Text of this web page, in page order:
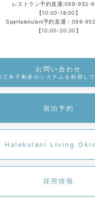
レストラン予約直通:098-953-
【10:00-18:00】
SpaHalekulani予約直通： 098-
【10:00-20:30】
お問い合わせ
(三井不動産のシステムを利用し
宿泊予約
Halekulani Living
採用情報